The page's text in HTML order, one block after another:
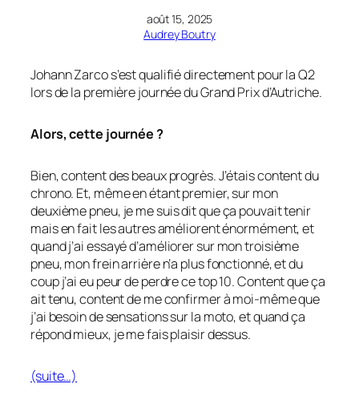
août 15, 2025
Audrey Boutry
Johann Zarco s’est qualifié directement pour la Q2
lors de la première journée du Grand Prix d’Autriche.
Alors, cette journée ?
Bien, content des beaux progrès. J’étais content du
chrono. Et, même en étant premier, sur mon
deuxième pneu, je me suis dit que ça pouvait tenir
mais en fait les autres améliorent énormément, et
quand j’ai essayé d’améliorer sur mon troisième
pneu, mon frein arrière n’a plus fonctionné, et du
coup j’ai eu peur de perdre ce top 10. Content que ça
ait tenu, content de me confirmer à moi-même que
j’ai besoin de sensations sur la moto, et quand ça
répond mieux, je me fais plaisir dessus.
(suite…)